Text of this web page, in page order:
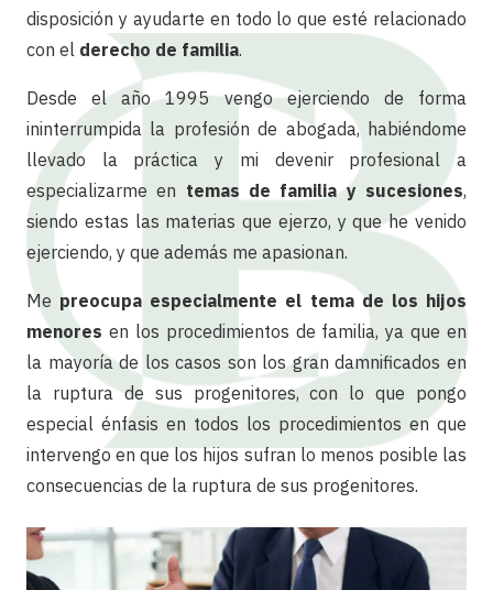
disposición y ayudarte en todo lo que esté relacionado
con el derecho de familia.
Desde el año 1995 vengo ejerciendo de forma
ininterrumpida la profesión de abogada, habiéndome
llevado la práctica y mi devenir profesional a
especializarme en temas de familia y sucesiones,
siendo estas las materias que ejerzo, y que he venido
ejerciendo, y que además me apasionan.
Me preocupa especialmente el tema de los hijos
menores en los procedimientos de familia, ya que en
la mayoría de los casos son los gran damnificados en
la ruptura de sus progenitores, con lo que pongo
especial énfasis en todos los procedimientos en que
intervengo en que los hijos sufran lo menos posible las
consecuencias de la ruptura de sus progenitores.